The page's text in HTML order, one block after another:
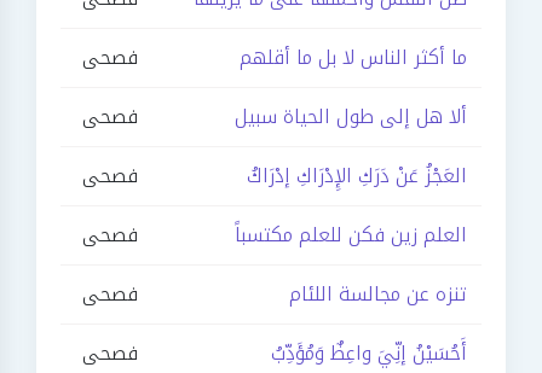
ما أكثر الناس لا بل ما أقلهم
فصحى
ألا هل إلى طول الحياة سبيل
فصحى
العَجْزُ عَنْ دَرَكِ الإِدْرَاكِ إدْرَاكُ
فصحى
العلم زين فكن للعلم مكتسباً
فصحى
تنزه عن مجالسة اللئام
فصحى
أَحُسَيْنُ إنِّيَ واعِظٌ وَمُؤَدِّبُ
فصحى